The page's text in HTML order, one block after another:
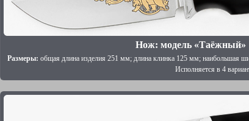
Нож: модель «Таёжный»
Размеры: общая длина изделия 251 мм; длина клинка 125 мм; наибольшая
Исполняется в 4